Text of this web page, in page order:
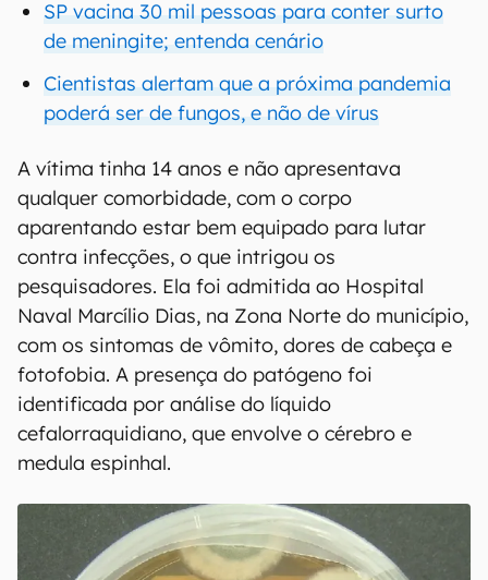
SP vacina 30 mil pessoas para conter surto
de meningite; entenda cenário
Cientistas alertam que a próxima pandemia
poderá ser de fungos, e não de vírus
A vítima tinha 14 anos e não apresentava
qualquer comorbidade, com o corpo
aparentando estar bem equipado para lutar
contra infecções, o que intrigou os
pesquisadores. Ela foi admitida ao Hospital
Naval Marcílio Dias, na Zona Norte do município,
com os sintomas de vômito, dores de cabeça e
fotofobia. A presença do patógeno foi
identificada por análise do líquido
cefalorraquidiano, que envolve o cérebro e
medula espinhal.